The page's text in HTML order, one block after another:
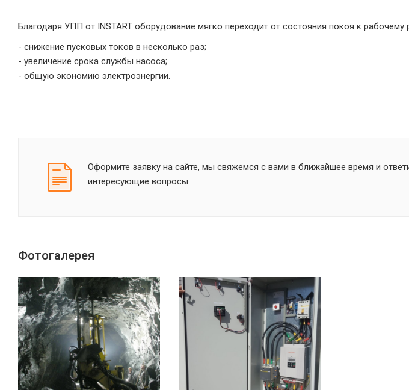
Благодаря УПП от INSTART оборудование мягко переходит от состояния покоя к
- снижение пусковых токов в несколько раз;
- увеличение срока службы насоса;
- общую экономию электроэнергии.
Оформите заявку на сайте, мы свяжемся с вами в ближайшее время и
интересующие вопросы.
Фотогалерея